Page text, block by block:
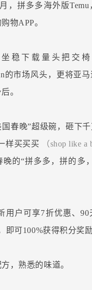
，拼多多海外版
物APP。
稳下载量头把交
的市场风头，更将亚
。
春晚”超级碗，砸下千
样买买买
（shop like
晚的“拼多多，拼的多
用户可享7折优惠、
即可100%获得积分奖励
，熟悉的味道。